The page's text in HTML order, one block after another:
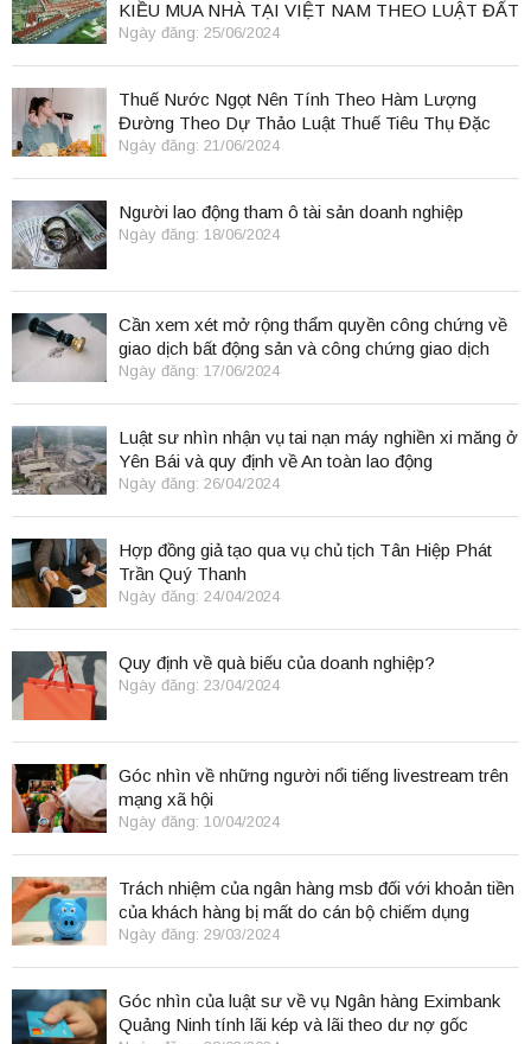
KIỀU MUA NHÀ TẠI VIỆT NAM THEO LUẬT ĐẤT
ĐAI 2024
Ngày đăng: 25/06/2024
Thuế Nước Ngọt Nên Tính Theo Hàm Lượng
Đường Theo Dự Thảo Luật Thuế Tiêu Thụ Đặc
Biệt
Ngày đăng: 21/06/2024
Người lao động tham ô tài sản doanh nghiệp
Ngày đăng: 18/06/2024
Cần xem xét mở rộng thẩm quyền công chứng về
giao dịch bất động sản và công chứng giao dịch
điện tử.
Ngày đăng: 17/06/2024
Luật sư nhìn nhận vụ tai nạn máy nghiền xi măng ở
Yên Bái và quy định về An toàn lao động
Ngày đăng: 26/04/2024
Hợp đồng giả tạo qua vụ chủ tịch Tân Hiệp Phát
Trần Quý Thanh
Ngày đăng: 24/04/2024
Quy định về quà biếu của doanh nghiệp?
Ngày đăng: 23/04/2024
Góc nhìn về những người nổi tiếng livestream trên
mạng xã hội
Ngày đăng: 10/04/2024
Trách nhiệm của ngân hàng msb đối với khoản tiền
của khách hàng bị mất do cán bộ chiếm dụng
Ngày đăng: 29/03/2024
Góc nhìn của luật sư về vụ Ngân hàng Eximbank
Quảng Ninh tính lãi kép và lãi theo dư nợ gốc